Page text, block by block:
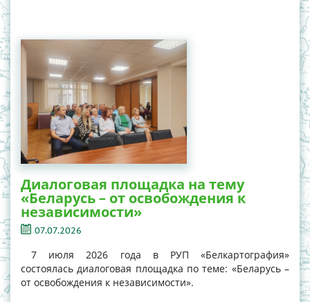
Диалоговая площадка на тему
«Беларусь – от освобождения к
независимости»
07.07.2026
7 июля 2026 года в РУП «Белкартография»
состоялась диалоговая площадка по теме: «Беларусь –
от освобождения к независимости».